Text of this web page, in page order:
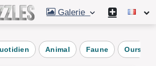
Galerie
Animal Faune Ours